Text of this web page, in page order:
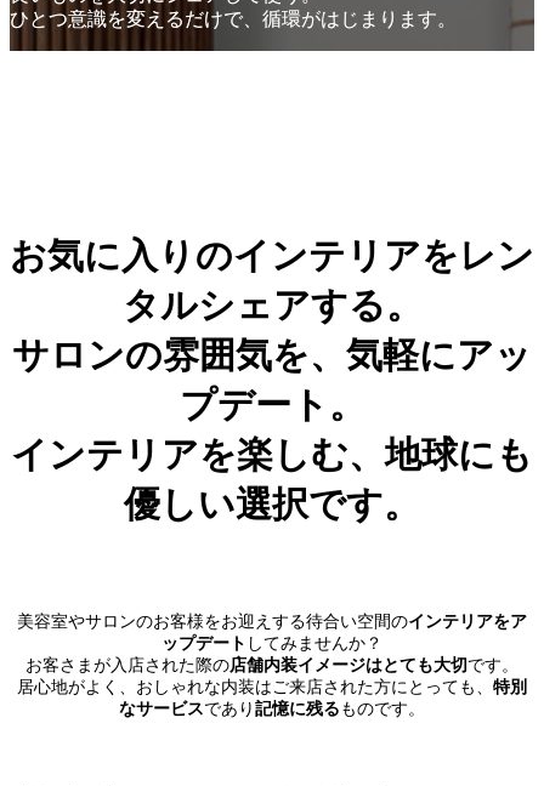
ひとつ意識を変えるだけで、循環がはじまります。
お気に入りのインテリアをレン
タルシェアする。
サロンの雰囲気を、気軽にアッ
プデート。
インテリアを楽しむ、地球にも
優しい選択です。
美容室やサロンのお客様をお迎えする待合い空間のインテリアをア
ップデート してみませんか？
お客さまが入店された際の店舗内装イメージはとても大切です。
居心地がよく、おしゃれな内装はご来店された方にとっても、 特別
なサービスであり記憶に残るものです。